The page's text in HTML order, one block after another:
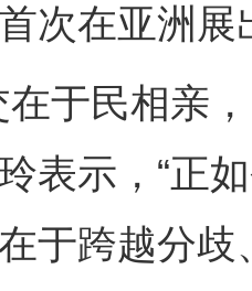
次在亚洲展
民相亲，
表示，“正
于跨越分